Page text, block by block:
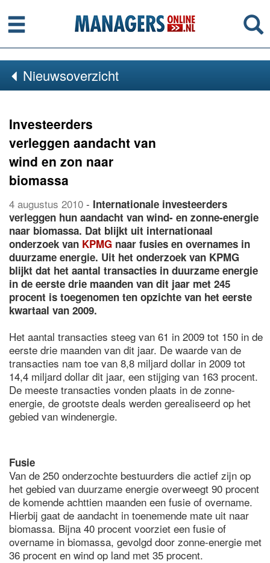
Menu
Nieuwsoverzicht
Investeerders
verleggen aandacht van
wind en zon naar
biomassa
4 augustus 2010 - Internationale investeerders
verleggen hun aandacht van wind- en zonne-energie
naar biomassa. Dat blijkt uit internationaal
onderzoek van KPMG naar fusies en overnames in
duurzame energie. Uit het onderzoek van KPMG
blijkt dat het aantal transacties in duurzame energie
in de eerste drie maanden van dit jaar met 245
procent is toegenomen ten opzichte van het eerste
kwartaal van 2009.
Het aantal transacties steeg van 61 in 2009 tot 150 in de
eerste drie maanden van dit jaar. De waarde van de
transacties nam toe van 8,8 miljard dollar in 2009 tot
14,4 miljard dollar dit jaar, een stijging van 163 procent.
De meeste transacties vonden plaats in de zonne-
energie, de grootste deals werden gerealiseerd op het
gebied van windenergie.
Fusie
Van de 250 onderzochte bestuurders die actief zijn op
het gebied van duurzame energie overweegt 90 procent
de komende achttien maanden een fusie of overname.
Hierbij gaat de aandacht in toenemende mate uit naar
biomassa. Bijna 40 procent voorziet een fusie of
overname in biomassa, gevolgd door zonne-energie met
36 procent en wind op land met 35 procent.